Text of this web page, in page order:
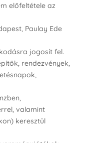
előfeltétele az
Paulay Ede
jogosít fel.
rendezvények,
valamint
keresztül